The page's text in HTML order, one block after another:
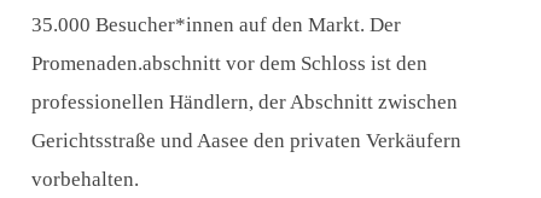
35.000 Besucher*innen auf den Markt. Der
Promenaden.abschnitt vor dem Schloss ist den
professionellen Händlern, der Abschnitt zwischen
Gerichtsstraße und Aasee den privaten Verkäufern
vorbehalten.